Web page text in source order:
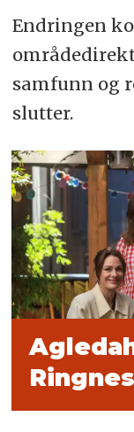
Endringen
samfunn og
slutter.